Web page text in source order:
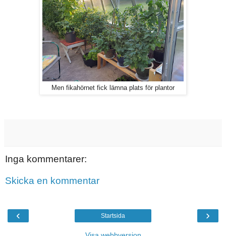
Men fikahörnet fick lämna plats för plantor
Inga kommentarer:
Skicka en kommentar
‹ ›
Startsida